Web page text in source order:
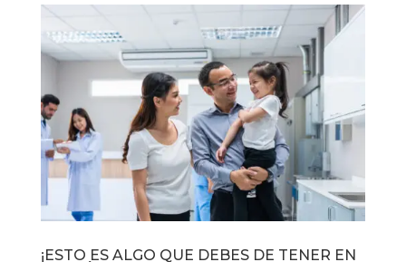
¡ESTO ES ALGO QUE DEBES DE TENER EN